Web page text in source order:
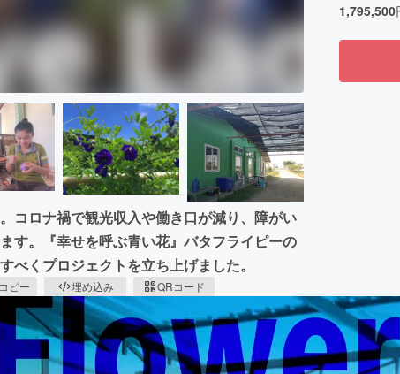
コロナ禍で観光収入や働き口が減り、障がい
す。『幸せを呼ぶ青い花』バタフライピーの
くプロジェクトを立ち上げました。
ピー 埋め込み QRコード
1,795,500